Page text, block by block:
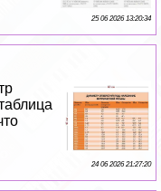
25 06 2026 13:20:34
24 06 2026 21:27:20